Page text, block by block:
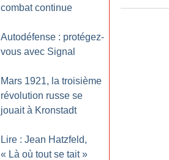
combat continue
Autodéfense : protégez-
vous avec Signal
Mars 1921, la troisième
révolution russe se
jouait à Kronstadt
Lire : Jean Hatzfeld,
« Là où tout se tait »